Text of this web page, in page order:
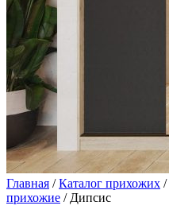
Главная /Каталог прихожих /
прихожие / Дипсис